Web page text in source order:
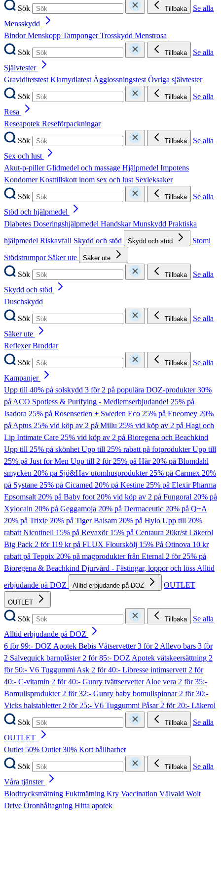
Sök
Tillbaka
Se alla
Mensskydd
BindorMenskopp TampongerTrosskydd Menstrosa
Sök
Tillbaka
Se alla
Självtester
GraviditetstestKlamydiatestÄgglossningstestÖvriga självtester
Sök
Tillbaka
Se alla
Resa
Reseapotek Reseförpackningar
Sök
Tillbaka
Se alla
Sex och lust
Akut-p-pillerGlidmedel och massage Hjälpmedel Impotens
KondomerKosttillskott inom sex och lust Sexleksaker
Sök
Tillbaka
Se alla
Stöd och hjälpmedel
Diabetes Doseringshjälpmedel HandskarMunskydd Praktiska
hjälpmedel Riskavfall Skydd och stöd Skydd och stöd
Stomi
Stödstrumpor Säker ute Säker ute
Sök Tillbaka
Se alla
Skydd och stöd
Duschskydd
Sök
Tillbaka
Se alla
Säker ute
ReflexerBroddar
Sök
Tillbaka
Se alla
Kampanjer
Upp till 40% på solskydd 3 för 2 på populära DOZ-produkter30%
på ACO Spotless & Purifying - Medlemserbjudande! 25% på
Isadora 25% på Rosenserien + Sweden Eco 25% på Eneomey 20%
på Aptus 25% vid köp av 2 på Millu 25% vid köp av 2 på Hagi och
Lip Intimate Care 25% vid köp av 2 på Bioregena och Beachkind
Upp till 25% på skönhetUpp till 25% rabatt på fotprodukterUpp till
25% på Just for Men Upp till 2 för 25% på Hår20% på Blomdahl
smycken 20% på Sjö&Hav utomhusprodukter25% på Carmex 20%
på Systane 25% på Cicamed 20% på Kestine 25% på Elexir Pharma
Epsomsalt20% på Baby foot20% vid köp av 2 på Fungoral 20% på
Xylocain 20% på Geggamoja 20% på Dermaceutic 20% på Q+A
20% på Trixie 20% på Tiger Balsam 20% på Hylo Upp till 20%
rabatt Nicotinell 15% på Revaxör 15% på Centaura 20kr/st Läkerol
Big Pack 2 för 119 kr på FLUX Flourskölj 15% På Otinova 10 kr
rabatt på Teppix 20% på magprodukter från Eternal 2 för 25% på
Bioregena & Beachkind Djurvård - Fästingar, loppor och lössAlltid
erbjudande på DOZ
Alltid erbjudande på DOZ OUTLET
OUTLET
Sök Tillbaka
Se alla
Alltid erbjudande på DOZ
6 för 99:- DOZ Apotek Bebis Våtservetter3 för 2 Allevo bars 3 för
2 Salvequick barnplåster2 för 85:- DOZ Apotek vätskeersättning 2
för 50:- V6 Tuggummi Ask 2 för 40:- Libresse intimservett2 för
40:- C-vitamin 2 för 40:- Gunry tvättservetter Aloe vera 2 för 35:-
Bomullsprodukter2 för 32:- Gunry baby bomullspinnar2 för 30:-
Vicks halstabletter2 för 25:- V6 Tuggummi Påsar2 för 20:- Läkerol
Sök
Tillbaka
Se alla
OUTLET
Outlet 50% Outlet 30% Kort hållbarhet
Sök
Tillbaka
Se alla
Våra tjänster
Blodtrycksmätning Fuktmätning Kry Vaccination Välvald Wolt
Drive Öronhåltagning Hitta apotek